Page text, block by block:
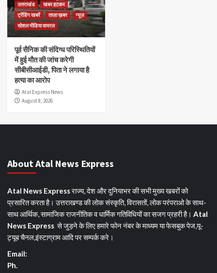
उत्तराखंड
खबर हटकर
ट्रेंडिंग खबरें
ताज़ा ख़बर
न्यूज़
सोशल मीडिया वायरल
पूर्व सैनिक की संदिग्ध परिस्थितियों
में हुई मौत की जांच करेगी
सीबीसीआईडी, पिता ने लगाया है
हत्या का आरोप
Atal Express News
August 8, 2026
About Atal News Express
Atal News Expressराज्य, देश और दुनियाभर की सभी मुख्य खबरों को
प्रसारित करता है। उत्तराखण्ड की लोक संस्कृति, विरासतों, लोक परंपराओ के साथ-
साथ आर्थिक, सामाजिक राजनीतिक व धार्मिक गतिविधियों का सजग प्रहरी है। Atal
News Express से जुड़ने के लिए हमारे फोन नंबर के माध्यम या फेसबुक पेज,यू-
ट्यूब चैनल,इंस्टाग्राम आदि पर सम्पर्क करे।
Email:
Ph.